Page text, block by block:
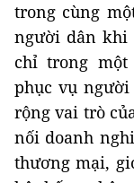
trong cùng
người dân khi
chỉ trong
phục vụ
rộng vai trò
nối doanh
thương mại,